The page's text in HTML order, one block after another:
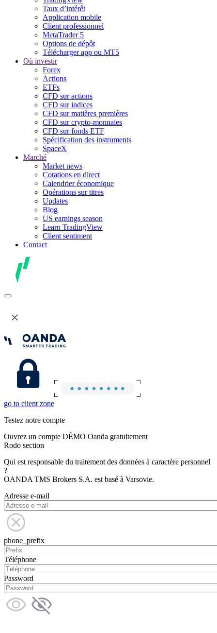
Taux d’intérêt
Application mobile
Client professionnel
MetaTrader 5
Options de dépôt
Télécharger app ou MT5
Où investir
Forex
Actions
ETFs
CFD sur actions
CFD sur indices
CFD sur matières premières
CFD sur crypto-monnaies
CFD sur fonds ETF
Spécification des instruments
SpaceX
Marché
Market news
Cotations en direct
Calendrier économique
Opérations sur titres
Updates
Blog
US earnings season
Learn TradingView
Client sentiment
Contact
go to client zone
Testez notre compte
Ouvrez un compte DÉMO Oanda gratuitement
Rodo section
Qui est responsable du traitement des données à caractère personnel
?
OANDA TMS Brokers S.A. est basé à Varsovie.
Adresse e-mail
phone_prefix
Téléphone
Password